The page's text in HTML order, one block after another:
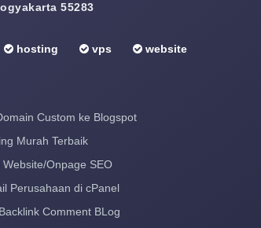
55283
hosting vps website
Custom ke Blogspot
Murah Terbaik
Website/Onpage SEO
Perusahaan di cPanel
Comment BLog